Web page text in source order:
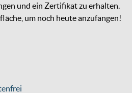
und ein Zertifikat zu erhalten.
um noch heute anzufangen!